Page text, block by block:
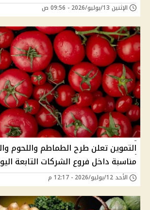
الإثنين 13/يوليو/2026 - 09:56 ص
التموين تعلن طرح الطماطم واللحوم
مناسبة داخل فروع الشركات التابعة
الأحد 12/يوليو/2026 - 12:17 م